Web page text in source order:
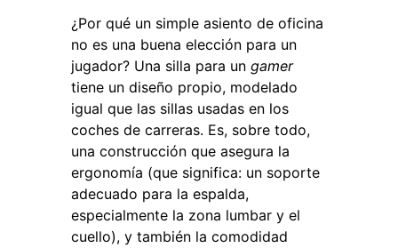
¿Por qué un simple asiento de oficina
no es una buena elección para un
jugador? Una silla para un gamer
tiene un diseño propio, modelado
igual que las sillas usadas en los
coches de carreras. Es, sobre todo,
una construcción que asegura la
ergonomía (que significa: un soporte
adecuado para la espalda,
especialmente la zona lumbar y el
cuello), y también la comodidad